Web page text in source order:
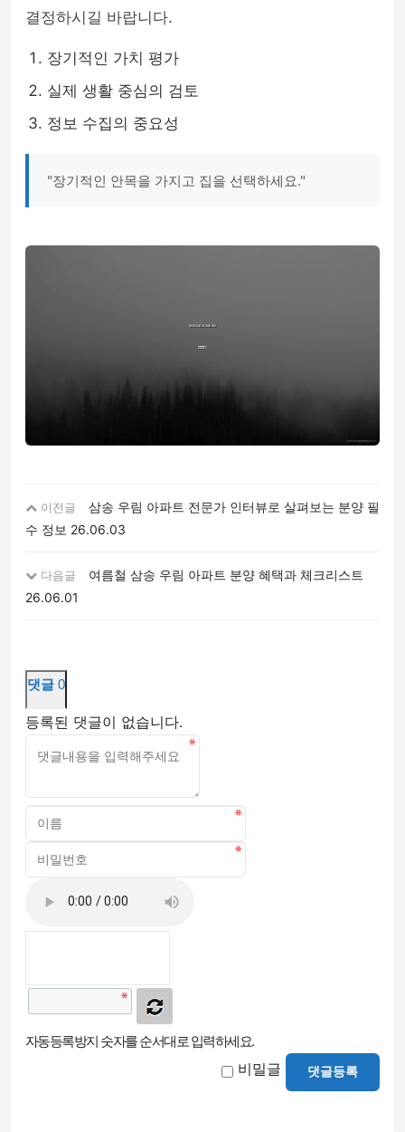
결정하시길 바랍니다.
장기적인 가치 평가
실제 생활 중심의 검토
정보 수집의 중요성
"장기적인 안목을 가지고 집을 선택하세요."
이전글
삼송 우림 아파트 전문가 인터뷰로 살펴보는 분양 필
수 정보 26.06.03
다음글
여름철 삼송 우림 아파트 분양 혜택과 체크리스트
26.06.01
댓글 0
등록된 댓글이 없습니다.
자동등록방지 숫자를 순서대로 입력하세요.
비밀글 댓글등록